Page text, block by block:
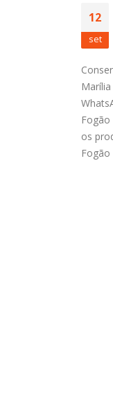
3703 Conserto
Marília todos
read more